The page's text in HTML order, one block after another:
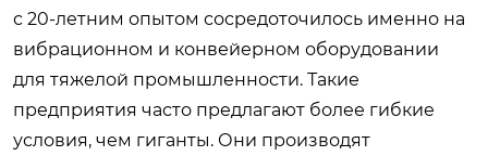
с 20-летним опытом сосредоточилось именно на
вибрационном и конвейерном оборудовании
для тяжелой промышленности. Такие
предприятия часто предлагают более гибкие
условия, чем гиганты. Они производят